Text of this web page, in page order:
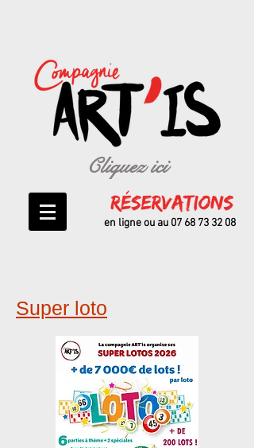
Cliquez ici
en ligne ou au 07 68 73 32 08
Super loto